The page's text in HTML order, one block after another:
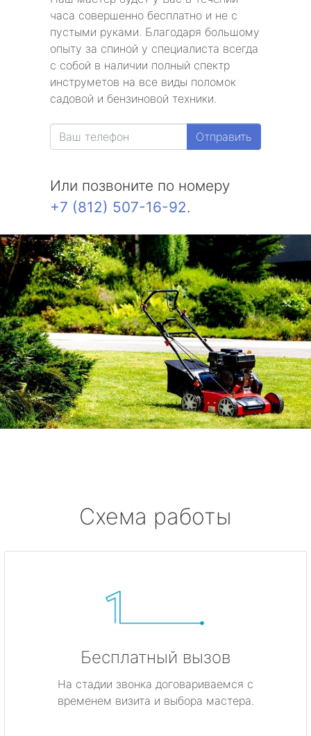
часа совершенно бесплатно и не с
пустыми руками. Благодаря большому
опыту за спиной у специалиста всегда
с собой в наличии полный спектр
инструметов на все виды поломок
садовой и бензиновой техники.
Отправить
Или позвоните по номеру
+7 (812) 507-16-92.
Схема работы
Бесплатный вызов
На стадии звонка договариваемся с
временем визита и выбора мастера.